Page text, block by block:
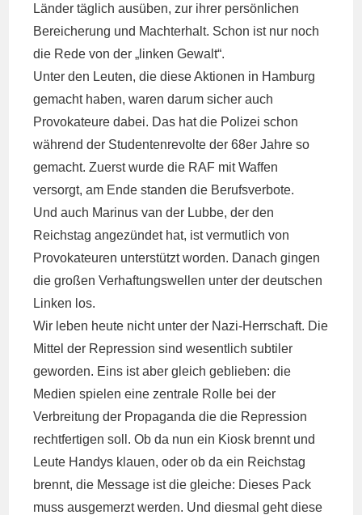
Länder täglich ausüben, zur ihrer persönlichen
Bereicherung und Machterhalt. Schon ist nur noch
die Rede von der „linken Gewalt“.
Unter den Leuten, die diese Aktionen in Hamburg
gemacht haben, waren darum sicher auch
Provokateure dabei. Das hat die Polizei schon
während der Studentenrevolte der 68er Jahre so
gemacht. Zuerst wurde die RAF mit Waffen
versorgt, am Ende standen die Berufsverbote.
Und auch Marinus van der Lubbe, der den
Reichstag angezündet hat, ist vermutlich von
Provokateuren unterstützt worden. Danach gingen
die großen Verhaftungswellen unter der deutschen
Linken los.
Wir leben heute nicht unter der Nazi-Herrschaft. Die
Mittel der Repression sind wesentlich subtiler
geworden. Eins ist aber gleich geblieben: die
Medien spielen eine zentrale Rolle bei der
Verbreitung der Propaganda die die Repression
rechtfertigen soll. Ob da nun ein Kiosk brennt und
Leute Handys klauen, oder ob da ein Reichstag
brennt, die Message ist die gleiche: Dieses Pack
muss ausgemerzt werden. Und diesmal geht diese